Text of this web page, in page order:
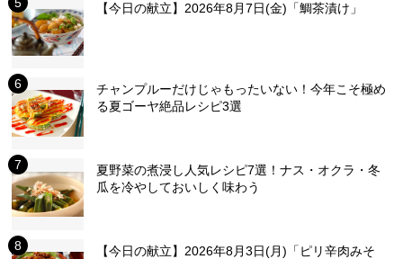
【今日の献立】2026年8月7日(金)「鯛茶漬け」
チャンプルーだけじゃもったいない！今年こそ極め
る夏ゴーヤ絶品レシピ3選
夏野菜の煮浸し人気レシピ7選！ナス・オクラ・冬
瓜を冷やしておいしく味わう
【今日の献立】2026年8月3日(月)「ピリ辛肉みそ